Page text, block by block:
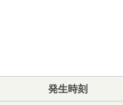
発生時刻